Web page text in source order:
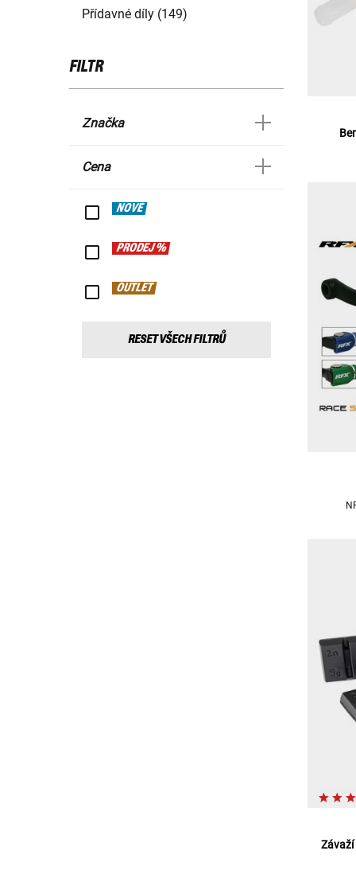
Přídavné díly (149)
FILTR
Značka
Cena
NOVÉ
PRODEJ %
OUTLET
RESET VŠECH FILTRŮ
Závaží